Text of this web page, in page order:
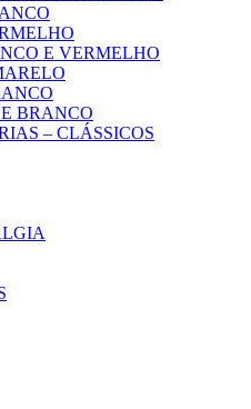
E VERMELHO
BRANCO
– CLÁSSICOS